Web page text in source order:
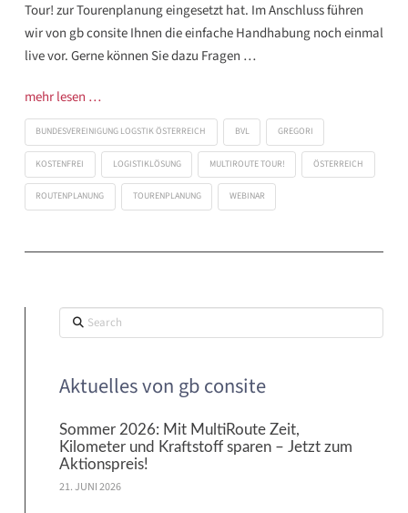
Tour! zur Tourenplanung eingesetzt hat. Im Anschluss führen
wir von gb consite Ihnen die einfache Handhabung noch einmal
live vor. Gerne können Sie dazu Fragen …
mehr lesen …
BUNDESVEREINIGUNG LOGSTIK ÖSTERREICH BVL GREGORI
KOSTENFREI LOGISTIKLÖSUNG MULTIROUTE TOUR! ÖSTERREICH
ROUTENPLANUNG TOURENPLANUNG WEBINAR
Search
Aktuelles von gb consite
Sommer 2026: Mit MultiRoute Zeit,
Kilometer und Kraftstoff sparen – Jetzt zum
Aktionspreis!
21. JUNI 2026